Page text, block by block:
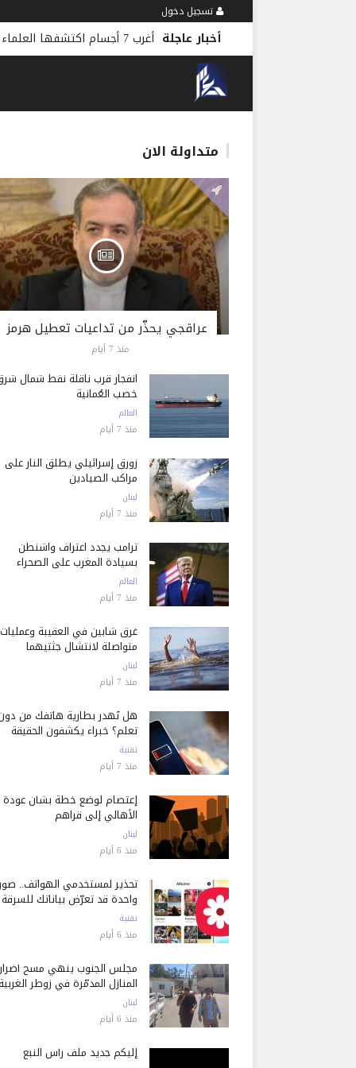
تسجيل دخول
أخبار عاجلة -منذ 11 دقيقة
متداولة الان
عراقجي يحذّر من تداعيات تعطيل هرمز
منذ 7 أيام
انفجار قرب ناقلة نفط شمال
خصب العُمانية
العالم
منذ 7 أيام
زورق إسرائيلي يطلق النار على
مراكب الصيادين
لبنان
منذ 7 أيام
ترامب يجدد اعتراف واشنطن
بسيادة المغرب على الصحراء
العالم
منذ 7 أيام
غرق شابين في العقيبة وعمليات
متواصلة لانتشال جثتيهما
لبنان
منذ 7 أيام
هل تُهدر بطارية هاتفك من
تعلم؟ خبراء يكشفون الحقيقة
تقنية
منذ 7 أيام
إعتصام لوضع خطة بشأن عودة
الأهالي إلى قراهم
لبنان
منذ 6 أيام
تحذير لمستخدمي الهواتف..
واحدة قد تعرّض بياناتك للسرقة
تقنية
منذ 6 أيام
مجلس الجنوب ينهي مسح أضرار
المنازل المدمّرة في زوطر الغربية
لبنان
منذ 6 أيام
إليكم جديد ملف رأس النبع